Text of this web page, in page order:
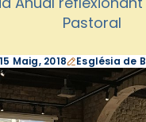
Pastoral
15 Maig, 2018 Església de